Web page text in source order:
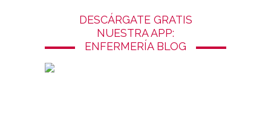
DESCÁRGATE GRATIS
NUESTRA APP:
ENFERMERÍA BLOG